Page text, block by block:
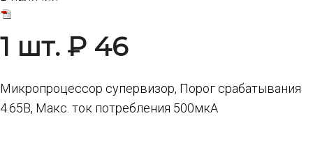
1 шт. ₽ 46
Микропроцессор супервизор, Порог срабатывания
4.65В, Макс. ток потребления 500мкА